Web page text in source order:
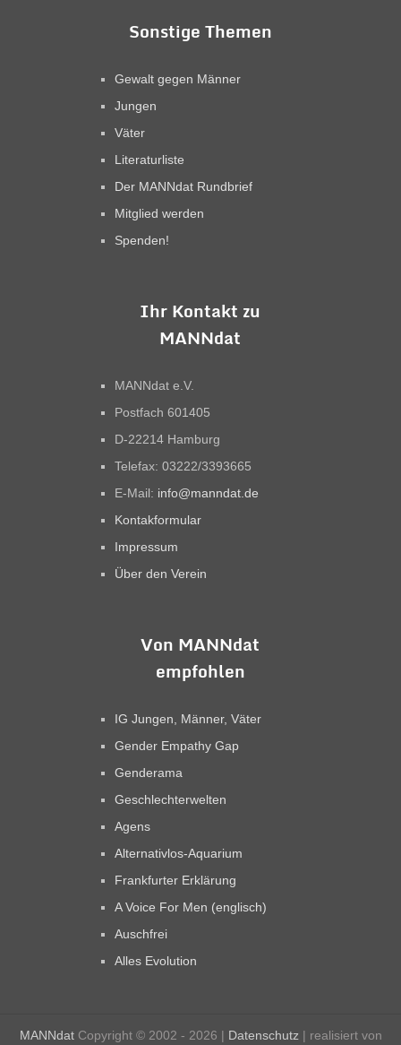
Sonstige Themen
Gewalt gegen Männer
Jungen
Väter
Literaturliste
Der MANNdat Rundbrief
Mitglied werden
Spenden!
Ihr Kontakt zu
MANNdat
MANNdat e.V.
Postfach 601405
D-22214 Hamburg
Telefax: 03222/3393665
E-Mail: info@manndat.de
Kontakformular
Impressum
Über den Verein
Von MANNdat
empfohlen
IG Jungen, Männer, Väter
Gender Empathy Gap
Genderama
Geschlechterwelten
Agens
Alternativlos-Aquarium
Frankfurter Erklärung
A Voice For Men (englisch)
Auschfrei
Alles Evolution
MANNdatCopyright © 2002 - 2026 | Datenschutz | realisiert von